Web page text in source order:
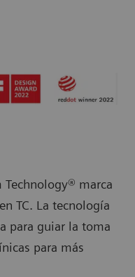
Technology® marca
TC. La tecnología
para guiar la toma
para más